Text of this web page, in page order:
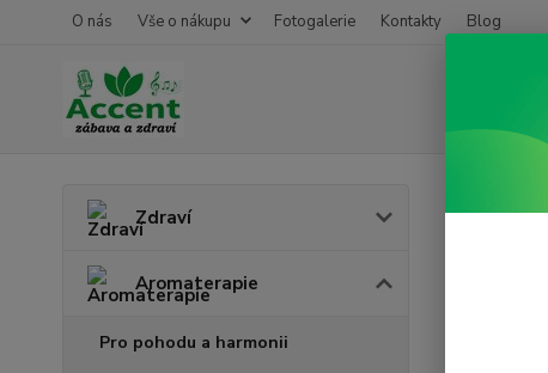
O nás Vše o nákupu Fotogalerie Kontakty Blog
Zdraví
Aromaterapie
Pro pohodu a harmonii
Bio